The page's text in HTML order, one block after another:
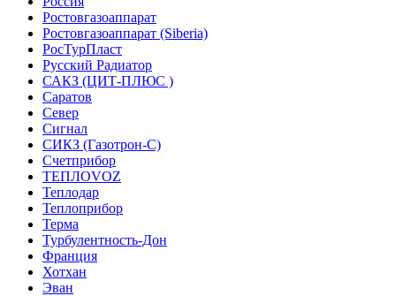
Ростовгазоаппарат
Ростовгазоаппарат (Siberia)
РосТурПласт
Русский Радиатор
САКЗ (ЦИТ-ПЛЮС )
Саратов
Север
Сигнал
СИКЗ (Газотрон-С)
Счетприбор
ТЕПЛОVOZ
Теплодар
Теплоприбор
Терма
Турбулентность-Дон
Франция
Хотхан
Эван